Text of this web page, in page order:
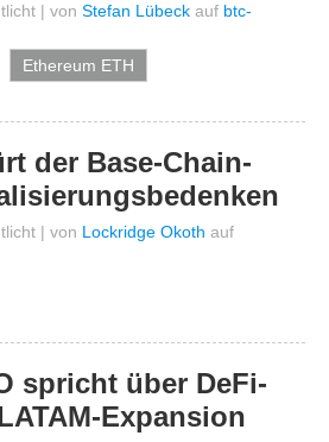
| von Stefan Lübeck auf btc-
Ethereum ETH
der Base-Chain-
| von Lockridge Okoth auf
spricht über DeFi-
Expansion